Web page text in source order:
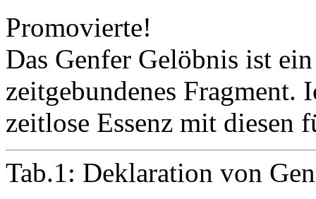
Promovierte!
Das Genfer Gelöbnis ist
zeitgebundenes Fragment.
zeitlose Essenz mit diesen
Tab.1: Deklaration von